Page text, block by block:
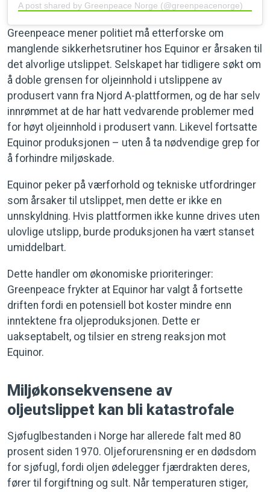
A post shared by Greenpeace Norge (@greenpeacenorge)
Greenpeace mener politiet må etterforske om
manglende sikkerhetsrutiner hos Equinor er årsaken til
det alvorlige utslippet. Selskapet har tidligere søkt om
å doble grensen for oljeinnhold i utslippene av
produsert vann fra Njord A-plattformen, og de har selv
innrømmet at de har hatt vedvarende problemer med
for høyt oljeinnhold i produsert vann. Likevel fortsatte
Equinor produksjonen – uten å ta nødvendige grep for
å forhindre miljøskade.
Equinor peker på værforhold og tekniske utfordringer
som årsaker til utslippet, men dette er ikke en
unnskyldning. Hvis plattformen ikke kunne drives uten
ulovlige utslipp, burde produksjonen ha vært stanset
umiddelbart.
Dette handler om økonomiske prioriteringer:
Greenpeace frykter at Equinor har valgt å fortsette
driften fordi en potensiell bot koster mindre enn
inntektene fra oljeproduksjonen. Dette er
uakseptabelt, og tilsier en streng reaksjon mot
Equinor.
Miljøkonsekvensene av
oljeutslippet kan bli katastrofale
Sjøfuglbestanden i Norge har allerede falt med 80
prosent siden 1970. Oljeforurensning er en dødsdom
for sjøfugl, fordi oljen ødelegger fjærdrakten deres,
fører til forgiftning og sult. Når temperaturen stiger,